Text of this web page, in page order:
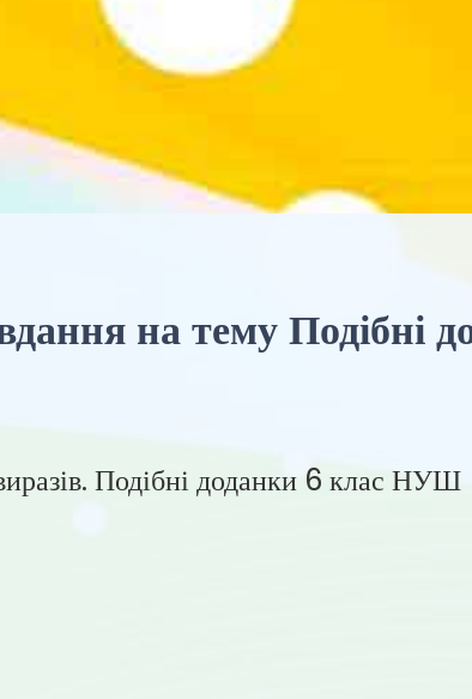
на тему Подібні
Подібні доданки 6 клас НУШ